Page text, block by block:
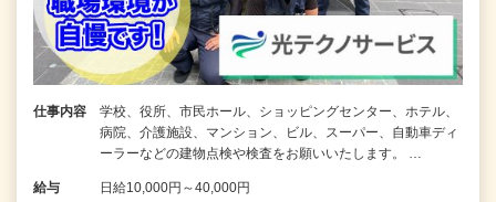
仕事内容
学校、役所、市民ホール、ショッピングセンター、ホテル、
病院、介護施設、マンション、ビル、スーパー、自動車ディ
ーラーなどの建物点検や検査をお願いいたします。 …
給与 日給10,000円～40,000円